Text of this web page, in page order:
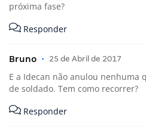
próxima fase?
Responder
Bruno • 25 de Abril de 2017
E a Idecan não anulou nenhuma
de soldado. Tem como recorrer?
Responder